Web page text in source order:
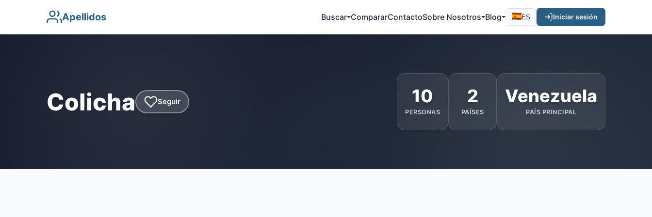
Apellidos Buscar CompararContactoSobre Nosotros Blog ES Iniciar sesión
Colicha Seguir 10
PERSONAS
2
PAÍSES
Venezuela
PAÍS PRINCIPAL